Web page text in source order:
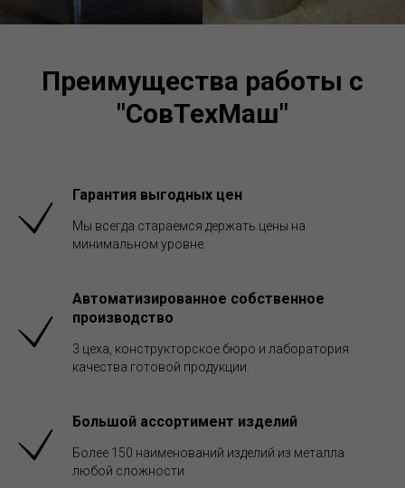
Преимущества работы с
"СовТехМаш"
Гарантия выгодных цен
Мы всегда стараемся держать цены на
минимальном уровне.
Автоматизированное собственное
производство
3 цеха, конструкторское бюро и лаборатория
качества готовой продукции.
Большой ассортимент изделий
Более 150 наименований изделий из металла
любой сложности.